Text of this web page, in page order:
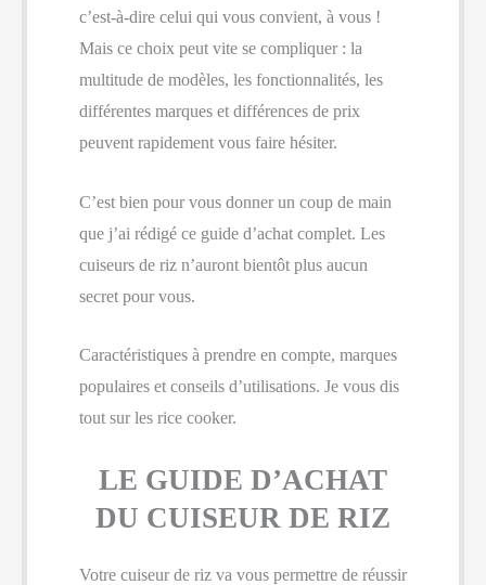
c’est-à-dire celui qui vous convient, à vous !
Mais ce choix peut vite se compliquer : la
multitude de modèles, les fonctionnalités, les
différentes marques et différences de prix
peuvent rapidement vous faire hésiter.
C’est bien pour vous donner un coup de main
que j’ai rédigé ce guide d’achat complet. Les
cuiseurs de riz n’auront bientôt plus aucun
secret pour vous.
Caractéristiques à prendre en compte, marques
populaires et conseils d’utilisations. Je vous dis
tout sur les rice cooker.
LE GUIDE D’ACHAT
DU CUISEUR DE RIZ
Votre cuiseur de riz va vous permettre de réussir